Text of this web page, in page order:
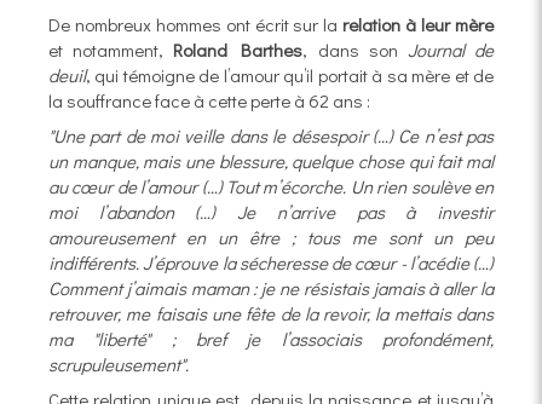
De nombreux hommes ont écrit sur la relation à leur mère
et notamment, Roland Barthes, dans son Journal de
deuil, qui témoigne de l’amour qu’il portait à sa mère et de
la souffrance face à cette perte à 62 ans :
"Une part de moi veille dans le désespoir (…) Ce n’est pas
un manque, mais une blessure, quelque chose qui fait mal
au cœur de l’amour (…) Tout m’écorche. Un rien soulève en
moi l’abandon (…) Je n’arrive pas à investir
amoureusement en un être ; tous me sont un peu
indifférents. J’éprouve la sécheresse de cœur - l’acédie (…)
Comment j’aimais maman : je ne résistais jamais à aller la
retrouver, me faisais une fête de la revoir, la mettais dans
ma "liberté" ; bref je l’associais profondément,
scrupuleusement".